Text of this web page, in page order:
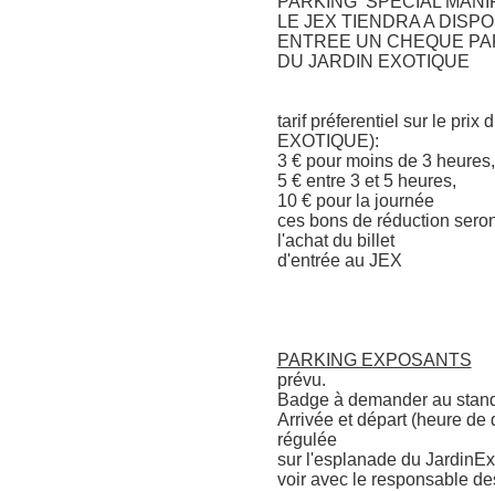
LE JEX TIENDRA A
ENTREE UN CHEQUE
DU JARDIN EXOTIQUE
tarif préferentiel sur le prix
EXOTIQUE):
3 € pour moins de 3 heures,
5 € entre 3 et 5 heures,
10 € pour la journée
ces bons de réduction
l'achat du billet
d'entrée au JEX
PARKING EXPOSANTS
prévu.
Badge à demander au
Arrivée et départ (heure de
régulée
sur l'esplanade du
voir avec le responsable